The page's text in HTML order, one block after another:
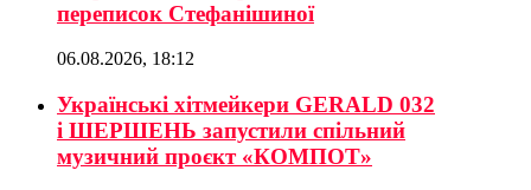
переписок Стефанішиної
06.08.2026, 18:12
Українські хітмейкери GERALD 032
і ШЕРШЕНЬ запустили спільний
музичний проєкт «КОМПОТ»